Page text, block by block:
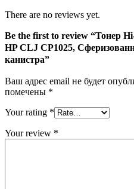
There are no reviews yet.
Be the first to review “Тонер
HP CLJ CP1025,
канистра”
Ваш адрес email не будет
помечены *
Your rating *
Your review *